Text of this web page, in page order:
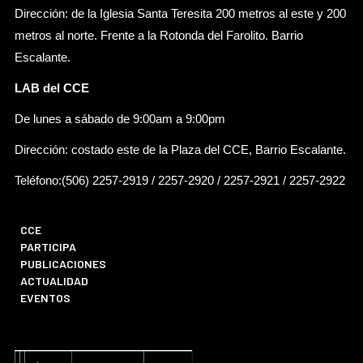
Dirección: de la Iglesia Santa Teresita 200 metros al este y 200
metros al norte. Frente a la Rotonda del Farolito. Barrio
Escalante.
LAB del CCE
De lunes a sábado de 9:00am a 9:00pm
Dirección: costado este de la Plaza del CCE, Barrio Escalante.
Teléfono:(506) 2257-2919 / 2257-2920 / 2257-2921 / 2257-2922
CCE
PARTICIPA
PUBLICACIONES
ACTUALIDAD
EVENTOS